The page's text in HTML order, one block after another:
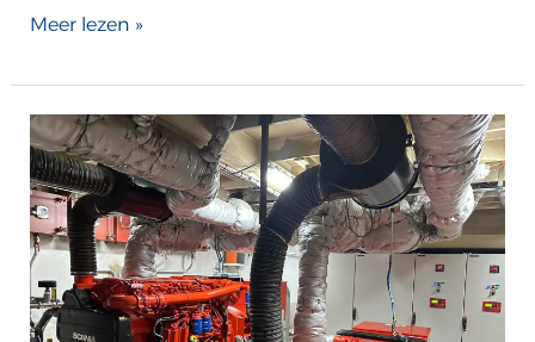
Meer lezen »
Salamanca